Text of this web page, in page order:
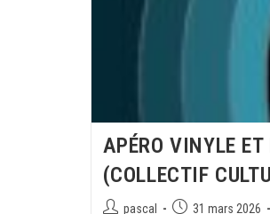
APÉRO VINYLE
(COLLECTIF
pascal 31 mars 2026